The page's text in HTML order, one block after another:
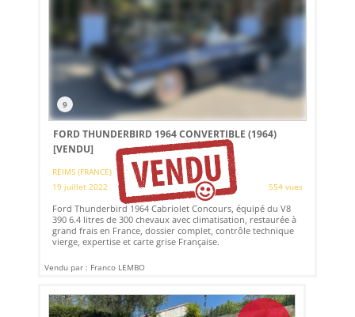
9
FORD THUNDERBIRD 1964 CONVERTIBLE (1964)
[VENDU]
REIMS (FRANCE)
19 juillet 2022
554 vues
Ford Thunderbird 1964 Cabriolet Concours, équipé du V8
390 6.4 litres de 300 chevaux avec climatisation, restaurée à
grand frais en France, dossier complet, contrôle technique
vierge, expertise et carte grise Française.
Vendu par : Franco LEMBO